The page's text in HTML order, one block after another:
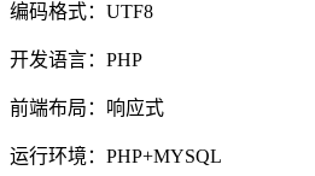
编码格式：UTF8
开发语言：PHP
前端布局：响应式
运行环境：PHP+MYSQL